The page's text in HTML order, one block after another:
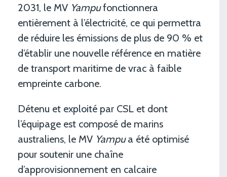
2031, le MV Yampufonctionnera
entièrement à l’électricité, ce qui permettra
de réduire les émissions de plus de 90 % et
d’établir une nouvelle référence en matière
de transport maritime de vrac à faible
empreinte carbone.
Détenu et exploité par CSL et dont
l’équipage est composé de marins
australiens, le MV Yampua été optimisé
pour soutenir une chaîne
d’approvisionnement en calcaire